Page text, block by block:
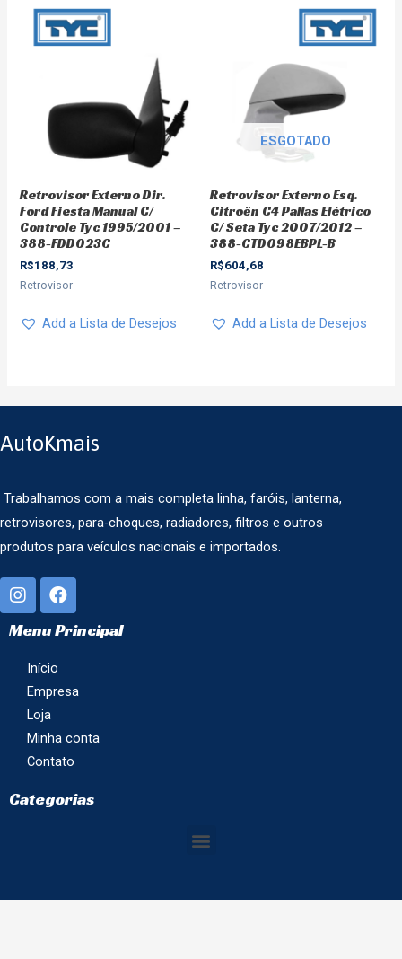
Retrovisor Externo Dir.
Ford Fiesta Manual C/
Controle Tyc 1995/2001 –
388-FDD023C
R$188,73
Retrovisor
Add a Lista de Desejos
ESGOTADO
Retrovisor Externo Esq.
Citroën C4 Pallas Elétrico
C/ Seta Tyc 2007/2012 –
388-CTD098EBPL-B
R$604,68
Retrovisor
Add a Lista de Desejos
AutoKmais
Trabalhamos com a mais completa linha, faróis, lanterna,
retrovisores, para-choques, radiadores, filtros e outros
produtos para veículos nacionais e importados.
Menu Principal
Início
Empresa
Loja
Minha conta
Contato
Categorias